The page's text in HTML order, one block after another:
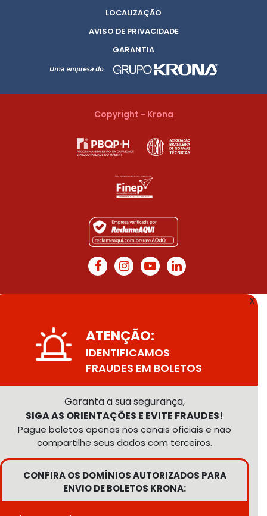
LOCALIZAÇÃO
AVISO DE PRIVACIDADE
GARANTIA
Copyright - Krona
X
ATENÇÃO:
IDENTIFICAMOS
FRAUDES EM BOLETOS
Garanta a sua segurança,
SIGA AS ORIENTAÇÕES E EVITE FRAUDES!
Pague boletos apenas nos canais oficiais e não
compartilhe seus dados com terceiros.
CONFIRA OS DOMÍNIOS AUTORIZADOS PARA
ENVIO DE BOLETOS KRONA: